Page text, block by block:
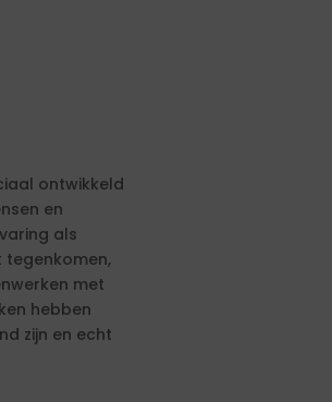
ontwikkeld
en
als
tegenkomen,
met
hebben
zijn en echt